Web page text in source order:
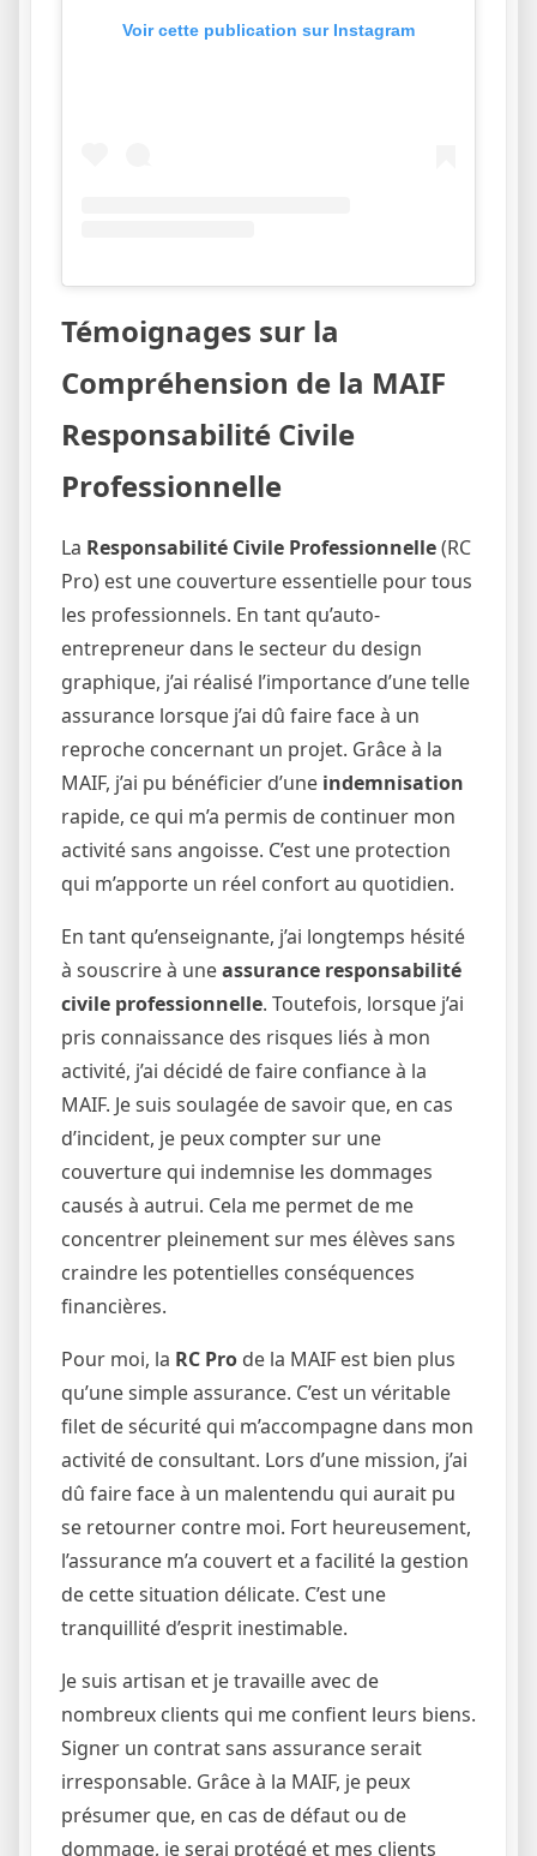
Voir cette publication sur Instagram
Témoignages sur la
Compréhension de la MAIF
Responsabilité Civile
Professionnelle
La Responsabilité Civile Professionnelle(RC
Pro) est une couverture essentielle pour tous
les professionnels. En tant qu’auto-
entrepreneur dans le secteur du design
graphique, j’ai réalisé l’importance d’une telle
assurance lorsque j’ai dû faire face à un
reproche concernant un projet. Grâce à la
MAIF, j’ai pu bénéficier d’une indemnisation
rapide, ce qui m’a permis de continuer mon
activité sans angoisse. C’est une protection
qui m’apporte un réel confort au quotidien.
En tant qu’enseignante, j’ai longtemps hésité
à souscrire à uneassurance responsabilité
civile professionnelle. Toutefois, lorsque j’ai
pris connaissance des risques liés à mon
activité, j’ai décidé de faire confiance à la
MAIF. Je suis soulagée de savoir que, en cas
d’incident, je peux compter sur une
couverture qui indemnise les dommages
causés à autrui. Cela me permet de me
concentrer pleinement sur mes élèves sans
craindre les potentielles conséquences
financières.
Pour moi, la RC Pro de la MAIF est bien plus
qu’une simple assurance. C’est un véritable
filet de sécurité qui m’accompagne dans mon
activité de consultant. Lors d’une mission, j’ai
dû faire face à un malentendu qui aurait pu
se retourner contre moi. Fort heureusement,
l’assurance m’a couvert et a facilité la gestion
de cette situation délicate. C’est une
tranquillité d’esprit inestimable.
Je suis artisan et je travaille avec de
nombreux clients qui me confient leurs biens.
Signer un contrat sans assurance serait
irresponsable. Grâce à la MAIF, je peux
présumer que, en cas de défaut ou de
dommage, je serai protégé et mes clients